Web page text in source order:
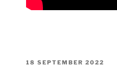
GEPLAATST
18 SEPTEMBER 2022